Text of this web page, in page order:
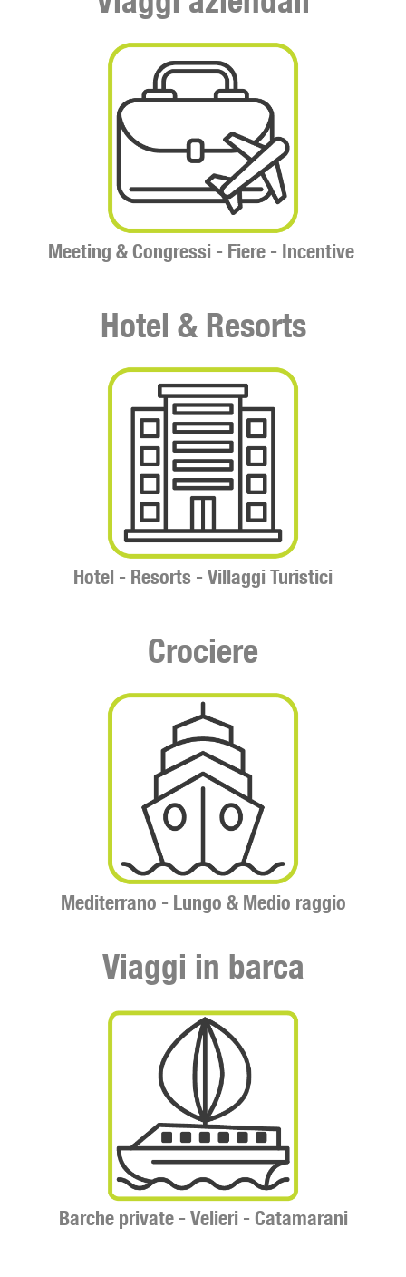
Meeting & Congressi - Fiere - Incentive
Hotel & Resorts
Hotel - Resorts - Villaggi Turistici
Crociere
Mediterrano - Lungo & Medio raggio
Viaggi in barca
Barche private - Velieri - Catamarani